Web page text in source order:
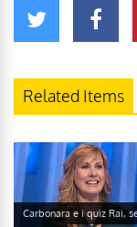
Related Items
Carbonara e i quiz Rai,